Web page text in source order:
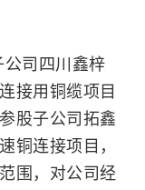
公司四川鑫梓
接用铜缆项目
股子公司拓鑫
铜连接项目，
围，对公司经